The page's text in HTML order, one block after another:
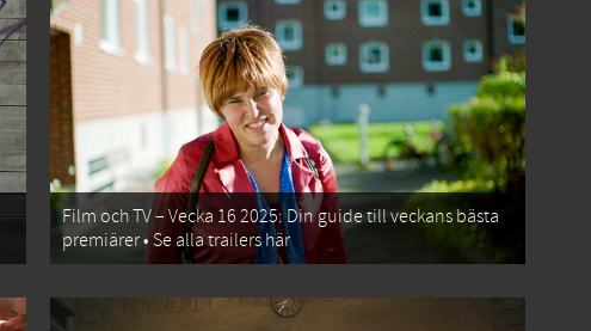
Film och TV – Vecka 16 2025: Din guide till veckans bästa
premiärer • Se alla trailers här